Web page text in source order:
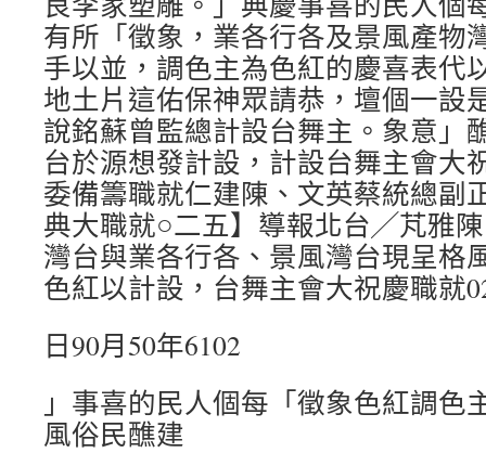
有所「徵象，業各行各及景風產物
手以並，調色主為色紅的慶喜表代
地土片這佑保神眾請恭，壇個一設
說銘蘇曾監總計設台舞主。象意」
台於源想發計設，計設台舞主會大
委備籌職就仁建陳、文英蔡統總副
典大職就○二五】導報北台╱芃雅
灣台與業各行各、景風灣台現呈格
色紅以計設，台舞主會大祝慶職就
日90月50年6102
」事喜的民人個每「徵象色紅調色
風俗民醮建